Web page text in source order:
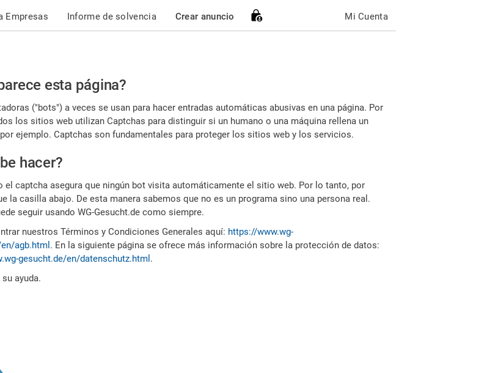
Empresas Informe de solvencia Crear anuncio Mi Cuenta
esta página?
("bots") a veces se usan para hacer entradas automáticas abusivas en una página. Por
los sitios web utilizan Captchas para distinguir si un humano o una máquina rellena un
ejemplo. Captchas son fundamentales para proteger los sitios web y los servicios.
hacer?
el captcha asegura que ningún bot visita automáticamente el sitio web. Por lo tanto, por
la casilla abajo. De esta manera sabemos que no es un programa sino una persona real.
seguir usando WG-Gesucht.de como siempre.
nuestros Términos y Condiciones Generales aquí: https://www.wg-
agb.html . En la siguiente página se ofrece más información sobre la protección de datos:
gesucht.de/en/datenschutz.html .
ayuda.